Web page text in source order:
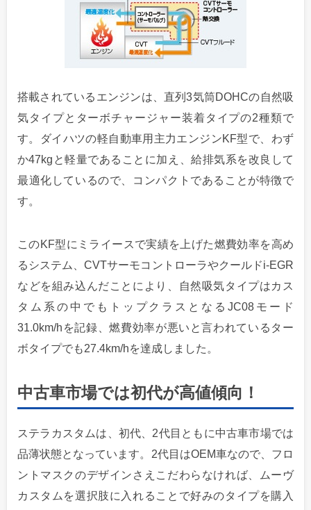
搭載されているエンジンは、直列3気筒DOHCの自然吸
気タイプとターボチャージャー装着タイプの2種類で
す。ダイハツの軽自動車用主力エンジンKF型で、わず
か47kgと軽量であることに加え、給排気系を改良して
最適化しているので、コンパクトであることが特徴で
す。
このKF型にミライースで実績を上げた燃費効率を高め
るシステム、CVTサーモコントローラやクールドi-EGR
などを組み込んだことにより、自然吸気タイプはカス
タム系の中でもトップクラスとなるJC08モード
31.0km/hを記録、燃費効率が悪いと言われているター
ボタイプでも27.4km/hを達成しました。
中古車市場では初代が高値傾向！
ステラカスタムは、初代、2代目ともに中古車市場では
品薄状態となっています。2代目はOEM車なので、フロ
ントマスクのデザインさえこだわらなければ、ムーヴ
カスタムを選択肢に入れることで好みのタイプを購入